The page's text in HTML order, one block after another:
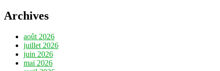
Archives
août 2026
juillet 2026
juin 2026
mai 2026